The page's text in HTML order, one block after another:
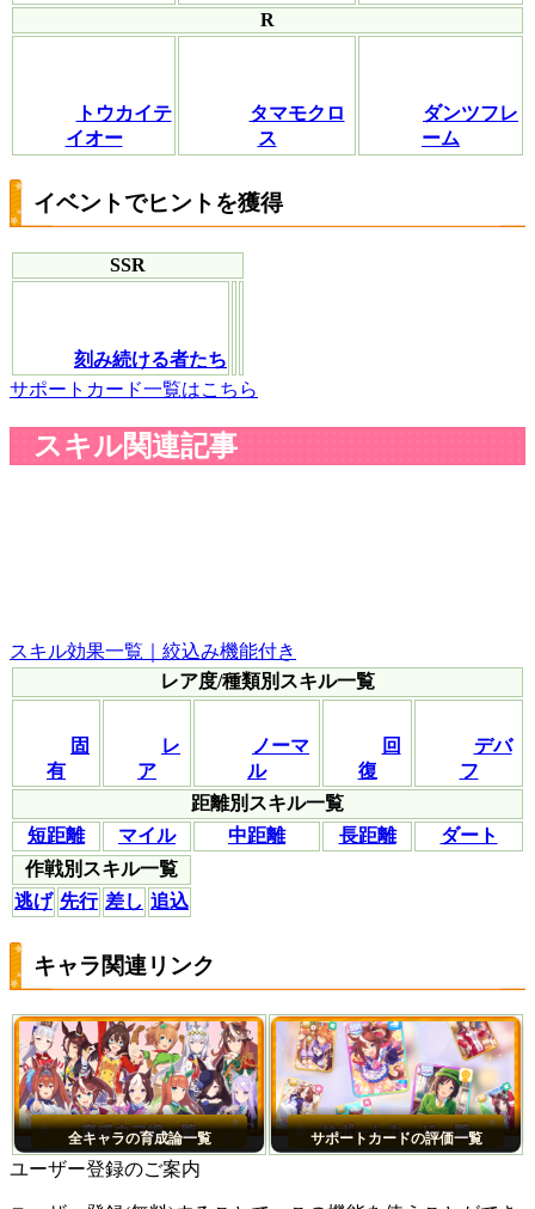
R
トウカイテ
イオー
タマモクロ
ス
ダンツフレ
ーム
イベントでヒントを獲得
SSR
刻み続ける者たち
サポートカード一覧はこちら
スキル関連記事
スキル効果一覧｜絞込み機能付き
レア度/種類別スキル一覧
固
有
レ
ア
ノーマ
ル
回
復
デバ
フ
距離別スキル一覧
短距離
マイル 中距離 長距離
ダート
作戦別スキル一覧
逃げ 先行 差し 追込
キャラ関連リンク
全キャラの育成論一覧 サポートカードの評価一覧
ユーザー登録のご案内